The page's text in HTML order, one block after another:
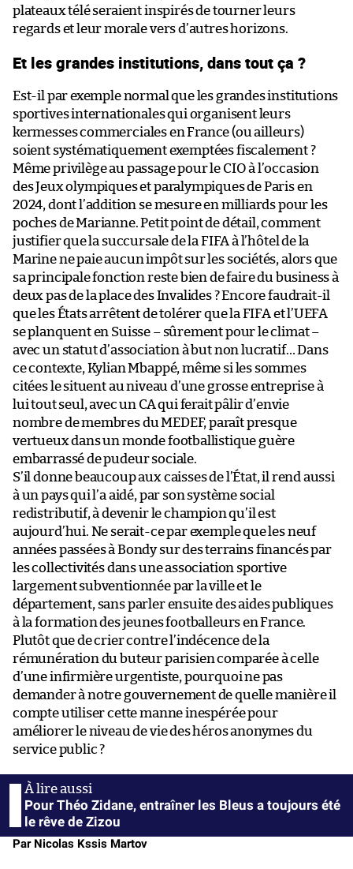
plateaux télé seraient inspirés de tourner leurs
regards et leur morale vers d’autres horizons.
Et les grandes institutions, dans tout ça ?
Est-il par exemple normal que les grandes institutions
sportives internationales qui organisent leurs
kermesses commerciales en France (ou ailleurs)
soient systématiquement exemptées fiscalement ?
Même privilège au passage pour le CIO à l’occasion
des Jeux olympiques et paralympiques de Paris en
2024, dont l’addition se mesure en milliards pour les
poches de Marianne. Petit point de détail, comment
justifier que la succursale de la FIFA à l’hôtel de la
Marine ne paie aucun impôt sur les sociétés, alors que
sa principale fonction reste bien de faire du business à
deux pas de la place des Invalides ? Encore faudrait-il
que les États arrêtent de tolérer que la FIFA et l’UEFA
se planquent en Suisse – sûrement pour le climat –
avec un statut d’association à but non lucratif… Dans
ce contexte, Kylian Mbappé, même si les sommes
citées le situent au niveau d’une grosse entreprise à
lui tout seul, avec un CA qui ferait pâlir d’envie
nombre de membres du MEDEF, paraît presque
vertueux dans un monde footballistique guère
embarrassé de pudeur sociale.
S’il donne beaucoup aux caisses de l’État, il rend aussi
à un pays qui l’a aidé, par son système social
redistributif, à devenir le champion qu’il est
aujourd’hui. Ne serait-ce par exemple que les neuf
années passées à Bondy sur des terrains financés par
les collectivités dans une association sportive
largement subventionnée par la ville et le
département, sans parler ensuite des aides publiques
à la formation des jeunes footballeurs en France.
Plutôt que de crier contre l’indécence de la
rémunération du buteur parisien comparée à celle
d’une infirmière urgentiste, pourquoi ne pas
demander à notre gouvernement de quelle manière il
compte utiliser cette manne inespérée pour
améliorer le niveau de vie des héros anonymes du
service public ?
Pour Théo Zidane, entraîner les Bleus a toujours été
le rêve de Zizou
Par Nicolas Kssis Martov